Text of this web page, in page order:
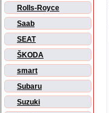
Rolls-Royce
Saab
SEAT
ŠKODA
smart
Subaru
Suzuki